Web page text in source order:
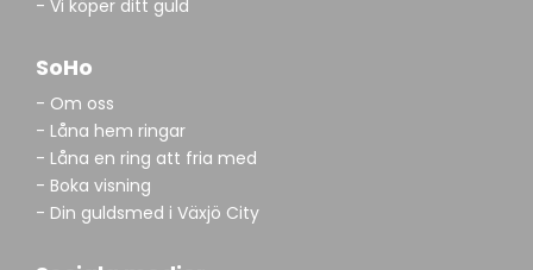
- Vi köper ditt guld
SoHo
- Om oss
- Låna hem ringar
- Låna en ring att fria med
- Boka visning
- Din guldsmed i Växjö City